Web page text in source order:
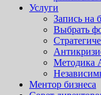
Услуги
Запись на
Выбрать
Методика
Ментор бизнеса